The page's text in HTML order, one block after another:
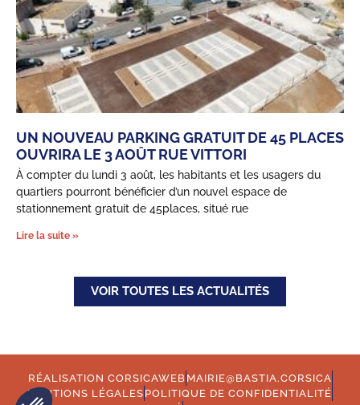
UN NOUVEAU PARKING GRATUIT DE 45 PLACES
OUVRIRA LE 3 AOÛT RUE VITTORI
À compter du lundi 3 août, les habitants et les usagers du
quartiers pourront bénéficier d’un nouvel espace de
stationnement gratuit de 45places, situé rue
Lire la suite »
VOIR TOUTES LES ACTUALITÉS
RÉALISATION CORSICAWEB MAIRIE@BASTIA.CORSICA
MENTIONS LÉGALES POLITIQUE DE CONFIDENTIALITÉ